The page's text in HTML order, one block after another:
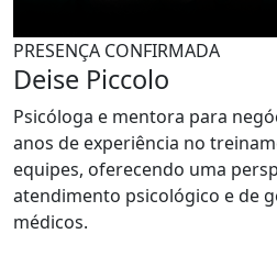
PRESENÇA CONFIRMADA
Deise Piccolo
Psicóloga e mentora para
anos de experiência no
equipes, oferecendo uma
atendimento psicológico e de
médicos.